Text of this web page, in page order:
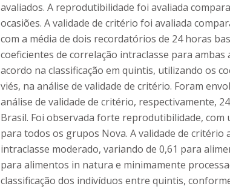
avaliados. A reprodutibilidade foi avaliada
ocasiões. A validade de critério foi avaliada
com a média de dois recordatórios de 24 horas
coeficientes de correlação intraclasse para
acordo na classificação em quintis, utilizando os
viés, na análise de validade de critério. Foram
análise de validade de critério, respectivamente,
Brasil. Foi observada forte reprodutibilidade, com
para todos os grupos Nova. A validade de
intraclasse moderado, variando de 0,61 para
para alimentos in natura e minimamente
classificação dos indivíduos entre quintis,